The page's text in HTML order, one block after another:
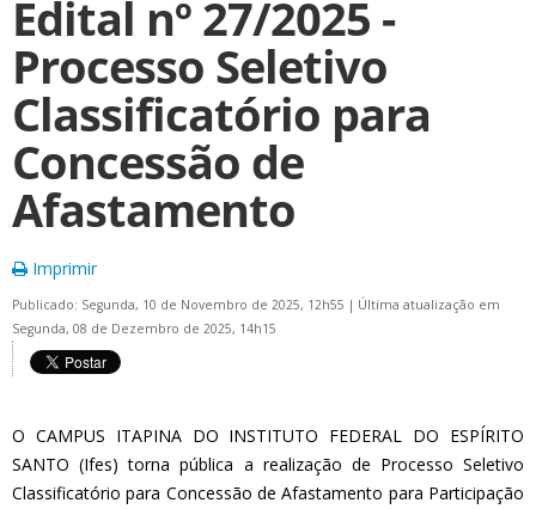
Edital nº 27/2025 -
Processo Seletivo
Classificatório para
Concessão de
Afastamento
Imprimir
Publicado: Segunda, 10 de Novembro de 2025, 12h55 | Última atualização em
Segunda, 08 de Dezembro de 2025, 14h15
O CAMPUS ITAPINA DO INSTITUTO FEDERAL DO ESPÍRITO
SANTO (Ifes) torna pública a realização de Processo Seletivo
Classificatório para Concessão de Afastamento para Participação